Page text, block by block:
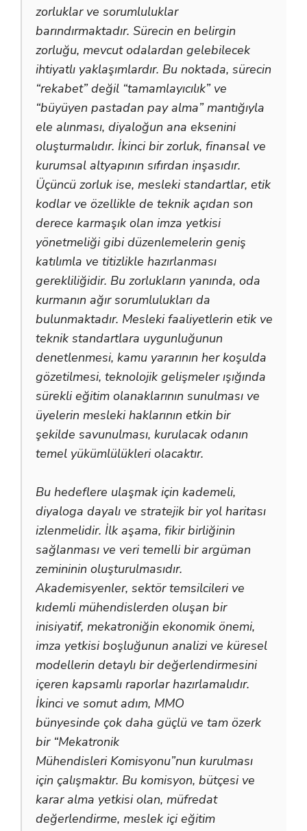
zorluklar ve sorumluluklar
barındırmaktadır. Sürecin en belirgin
zorluğu, mevcut odalardan gelebilecek
ihtiyatlı yaklaşımlardır. Bu noktada, sürecin
“rekabet” değil “tamamlayıcılık” ve
“büyüyen pastadan pay alma” mantığıyla
ele alınması, diyaloğun ana eksenini
oluşturmalıdır. İkinci bir zorluk, finansal ve
kurumsal altyapının sıfırdan inşasıdır.
Üçüncü zorluk ise, mesleki standartlar, etik
kodlar ve özellikle de teknik açıdan son
derece karmaşık olan imza yetkisi
yönetmeliği gibi düzenlemelerin geniş
katılımla ve titizlikle hazırlanması
gerekliliğidir. Bu zorlukların yanında, oda
kurmanın ağır sorumlulukları da
bulunmaktadır. Mesleki faaliyetlerin etik ve
teknik standartlara uygunluğunun
denetlenmesi, kamu yararının her koşulda
gözetilmesi, teknolojik gelişmeler ışığında
sürekli eğitim olanaklarının sunulması ve
üyelerin mesleki haklarının etkin bir
şekilde savunulması, kurulacak odanın
temel yükümlülükleri olacaktır.
Bu hedeflere ulaşmak için kademeli,
diyaloga dayalı ve stratejik bir yol haritası
izlenmelidir. İlk aşama, fikir birliğinin
sağlanması ve veri temelli bir argüman
zemininin oluşturulmasıdır.
Akademisyenler, sektör temsilcileri ve
kıdemli mühendislerden oluşan bir
inisiyatif, mekatroniğin ekonomik önemi,
imza yetkisi boşluğunun analizi ve küresel
modellerin detaylı bir değerlendirmesini
içeren kapsamlı raporlar hazırlamalıdır.
İkinci ve somut adım, MMO
bünyesinde çok daha güçlü ve tam özerk
bir “Mekatronik
Mühendisleri Komisyonu”nun kurulması
için çalışmaktır. Bu komisyon, bütçesi ve
karar alma yetkisi olan, müfredat
değerlendirme, meslek içi eğitim